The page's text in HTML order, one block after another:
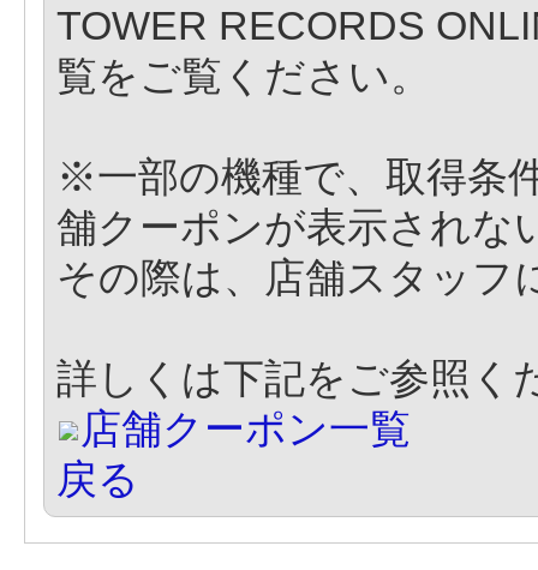
TOWER RECORDS
覧をご覧ください。
※一部の機種で、取得条
舗クーポンが表示されな
その際は、店舗スタッフ
詳しくは下記をご参照く
店舗クーポン一覧
戻る